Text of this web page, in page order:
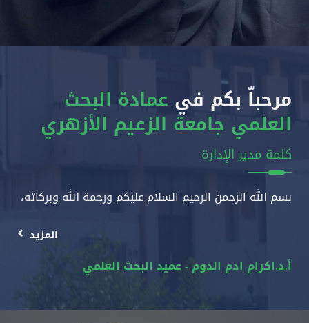
مرحباّ بكم في عمادة البحث
العلمي جامعة الزعيم الأزهري
كلمة مدير الإدارة
بسم الله الرحمن الرحيم السلام عليكم ورحمة الله وبركاته،
المزيد
أ.د.اكرام ادم الدوم - عميد البحث العلمي